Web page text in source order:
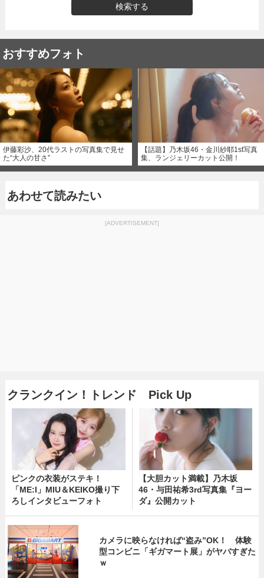
検索する
おすすめフォト
伊藤彩沙、20代ラストの写真集で見せ
た“大人の甘さ”
【話題】乃木坂46・金川紗耶1st写真
集、ランジェリーカット公開！
あわせて読みたい
[ADVERTISEMENT]
クランクイン！トレンド Pick Up
ピンクの衣装がステキ！
「ME:I」MIU＆KEIKO撮り下
ろしインタビューフォト
【大胆カット満載】乃木坂
46・与田祐希3rd写真集『ヨー
ダ』公開カット
カメラに映らなければ“盗み”OK！ 体験
型コンビニ「ギガマート展」がヤバすぎた
ｗ